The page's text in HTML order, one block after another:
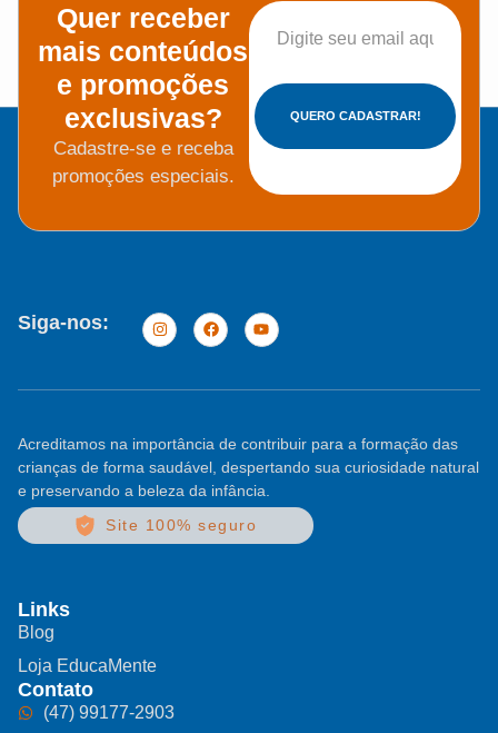
Quer receber
mais conteúdos
e promoções
exclusivas?
Cadastre-se e receba
promoções especiais.
QUERO CADASTRAR!
Siga-nos:
Acreditamos na importância de contribuir para a formação das
crianças de forma saudável, despertando sua curiosidade natural
e preservando a beleza da infância.
Site 100% seguro
Links
Blog
Loja EducaMente
Contato
(47) 99177-2903